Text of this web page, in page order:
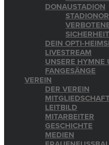
DONAUSTADION
DEIN OPTI-
LIVESTREAM
UNSERE HYMNE
FANGESÄNGE
VEREIN
DER VEREIN
MITGLIEDSCHAFT
LEITBILD
MITARBEITER
GESCHICHTE
MEDIEN